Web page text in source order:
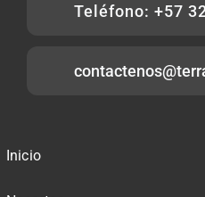
Teléfono: +57
Inicio